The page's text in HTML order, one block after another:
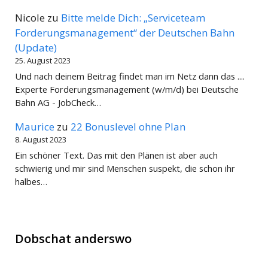
Nicole zu Bitte melde Dich: „Serviceteam
Forderungsmanagement“ der Deutschen Bahn
(Update)
25. August 2023
Und nach deinem Beitrag findet man im Netz dann das ....
Experte Forderungsmanagement (w/m/d) bei Deutsche
Bahn AG - JobCheck…
Maurice zu 22 Bonuslevel ohne Plan
8. August 2023
Ein schöner Text. Das mit den Plänen ist aber auch
schwierig und mir sind Menschen suspekt, die schon ihr
halbes…
Dobschat anderswo